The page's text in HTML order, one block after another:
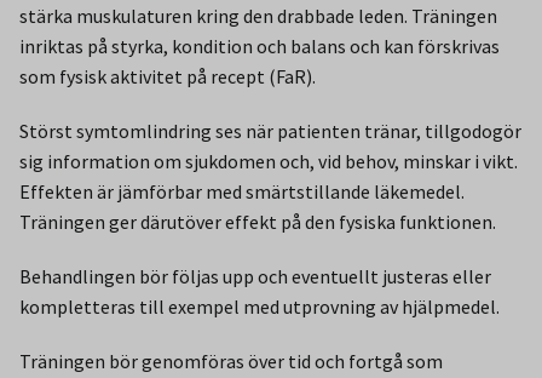
stärka muskulaturen kring den drabbade leden. Träningen
inriktas på styrka, kondition och balans och kan förskrivas
som fysisk aktivitet på recept (FaR).
Störst symtomlindring ses när patienten tränar, tillgodogör
sig information om sjukdomen och, vid behov, minskar i vikt.
Effekten är jämförbar med smärtstillande läkemedel.
Träningen ger därutöver effekt på den fysiska funktionen.
Behandlingen bör följas upp och eventuellt justeras eller
kompletteras till exempel med utprovning av hjälpmedel.
Träningen bör genomföras över tid och fortgå som